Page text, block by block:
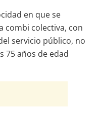
en que se
combi colectiva, con
servicio público, no
75 años de edad